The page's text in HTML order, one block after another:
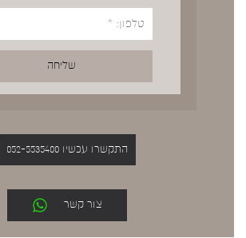
התקשרו עכשיו 052-5535400
צור קשר